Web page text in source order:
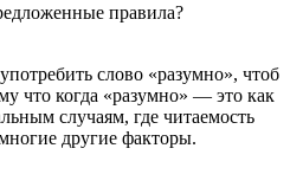
правила?
слово «разумно», чтоб
что когда «разумно» — это как
случаям, где читаемость
другие факторы.